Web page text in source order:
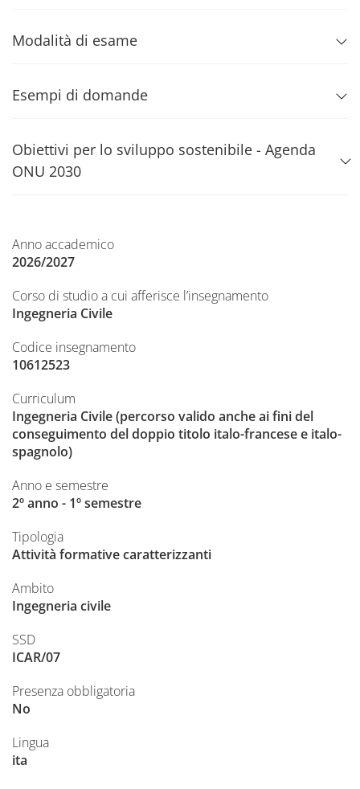
Modalità di esame
Esempi di domande
Obiettivi per lo sviluppo sostenibile - Agenda
ONU 2030
Anno accademico
2026/2027
Corso di studio a cui afferisce l’insegnamento
Ingegneria Civile
Codice insegnamento
10612523
Curriculum
Ingegneria Civile (percorso valido anche ai fini del
conseguimento del doppio titolo italo-francese e italo-
spagnolo)
Anno e semestre
2º anno - 1º semestre
Tipologia
Attività formative caratterizzanti
Ambito
Ingegneria civile
SSD
ICAR/07
Presenza obbligatoria
No
Lingua
ita